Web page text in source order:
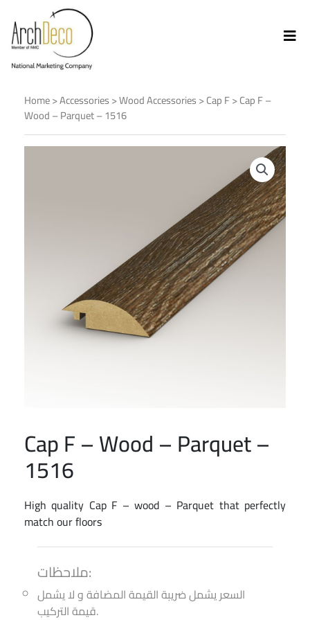
Home>Accessories>Wood Accessories>Cap F> Cap F –
Wood – Parquet – 1516
Cap F – Wood – Parquet –
1516
High quality Cap F – wood – Parquet that perfectly
match our floors
ملاحظات:
السعر يشمل ضريبة القيمة المضافة و لا يشمل
قيمة التركيب.